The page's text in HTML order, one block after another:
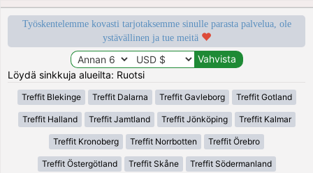
Työskentelemme kovasti tarjotaksemme sinulle parasta palvelua, ole
ystävällinen ja tue meitä
Löydä sinkkuja alueilta: Ruotsi
Treffit Blekinge Treffit Dalarna Treffit Gavleborg Treffit Gotland
Treffit Halland Treffit Jamtland Treffit Jönköping Treffit Kalmar
Treffit Kronoberg Treffit Norrbotten Treffit Örebro
Treffit Östergötland Treffit Skåne Treffit Södermanland